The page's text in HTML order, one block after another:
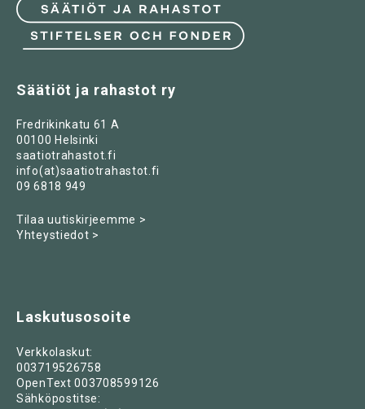
Säätiöt ja rahastot ry
Fredrikinkatu 61 A
00100 Helsinki
saatiotrahastot.fi
info(at)saatiotrahastot.fi
09 6818 949
Tilaa uutiskirjeemme >
Yhteystiedot >
Laskutusosoite
Verkkolaskut:
003719526758
OpenText 003708599126
Sähköpostitse: